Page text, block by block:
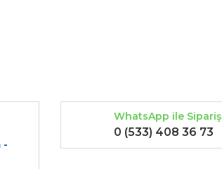
tarafımıza iletebilirsiniz.
-
WhatsApp ile Sipariş
0 (533) 408 36 73